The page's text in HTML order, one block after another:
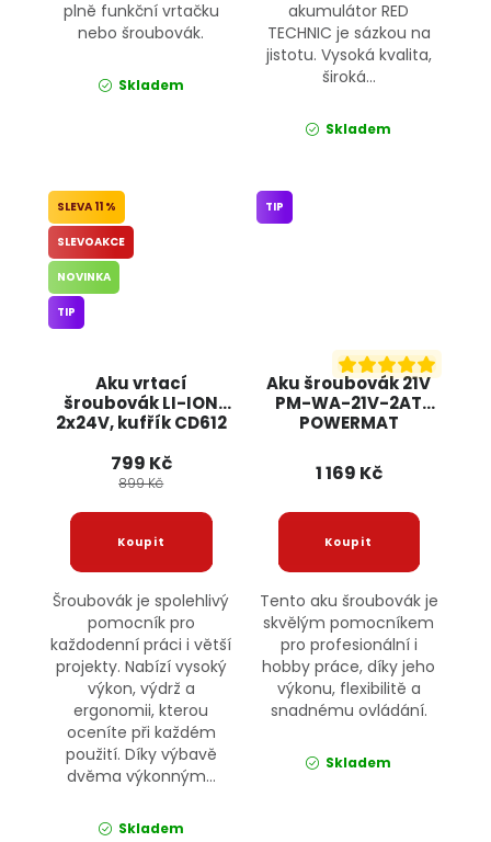
plně funkční vrtačku
nebo šroubovák.
Skladem
akumulátor RED
TECHNIC je sázkou na
jistotu. Vysoká kvalita,
široká...
Skladem
Aku vrtací
šroubovák LI-ION
2x24V, kufřík CD612
11 %
SLEVOAKCE
NOVINKA
TIP
799 Kč
899 Kč
Šroubovák je spolehlivý
pomocník pro
každodenní práci i větší
projekty. Nabízí vysoký
výkon, výdrž a
ergonomii, kterou
oceníte při každém
použití. Díky výbavě
dvěma výkonným...
Skladem
Aku šroubovák 21V
PM-WA-21V-2AT
POWERMAT
TIP
1 169 Kč
Tento aku šroubovák je
skvělým pomocníkem
pro profesionální i
hobby práce, díky jeho
výkonu, flexibilitě a
snadnému ovládání.
Skladem